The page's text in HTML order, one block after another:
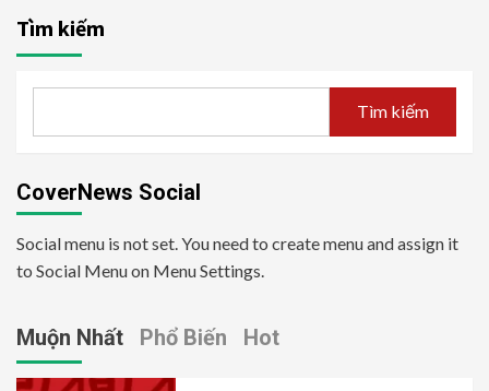
Tìm kiếm
Tìm kiếm
CoverNews Social
Social menu is not set. You need to create menu and assign it
to Social Menu on Menu Settings.
Muộn Nhất Phổ Biến Hot